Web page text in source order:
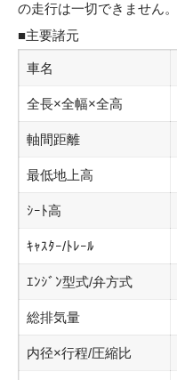
の走行は一切できません。
■主要諸元
車名
全長×全幅×全高
軸間距離
最低地上高
ｼｰﾄ高
ｷｬｽﾀｰ/ﾄﾚｰﾙ
ｴﾝｼﾞﾝ型式/弁方式
総排気量
内径×行程/圧縮比